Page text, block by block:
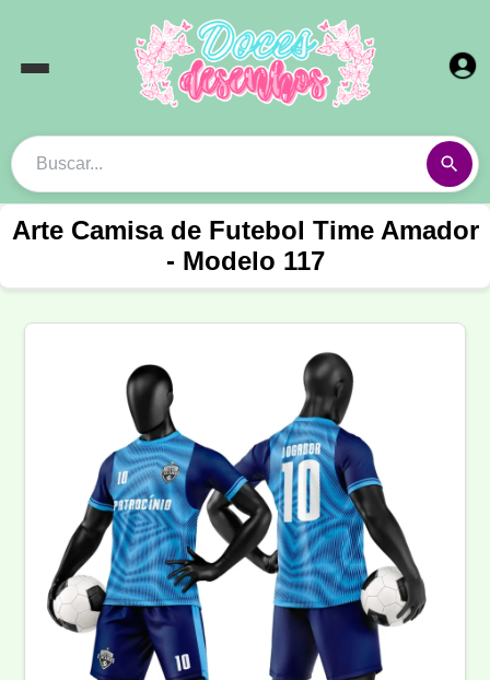
Arte Camisa de Futebol Time Amador
- Modelo 117